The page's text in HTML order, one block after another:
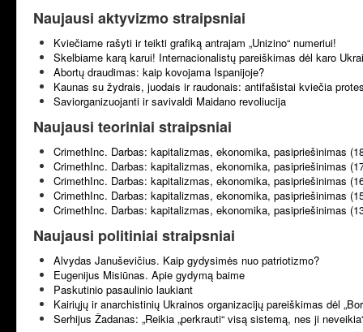
Naujausi aktyvizmo straipsniai
Kviečiame rašyti ir teikti grafiką antrajam „Unizino“ numeriui!
Skelbiame karą karui! Internacionalistų pareiškimas dėl karo
Abortų draudimas: kaip kovojama Ispanijoje?
Kaunas su žydrais, juodais ir raudonais: antifašistai kviečia
Saviorganizuojanti ir savivaldi Maidano revoliucija
Naujausi teoriniai straipsniai
CrimethInc. Darbas: kapitalizmas, ekonomika, pasipriešinimas
CrimethInc. Darbas: kapitalizmas, ekonomika, pasipriešinimas
CrimethInc. Darbas: kapitalizmas, ekonomika, pasipriešinimas
CrimethInc. Darbas: kapitalizmas, ekonomika, pasipriešinimas
CrimethInc. Darbas: kapitalizmas, ekonomika, pasipriešinimas
Naujausi politiniai straipsniai
Alvydas Januševičius. Kaip gydysimės nuo patriotizmo?
Eugenijus Misiūnas. Apie gydymą baime
Paskutinio pasaulinio laukiant
Kairiųjų ir anarchistinių Ukrainos organizacijų pareiškimas dėl
Serhijus Žadanas: „Reikia „perkrauti“ visą sistemą, nes ji